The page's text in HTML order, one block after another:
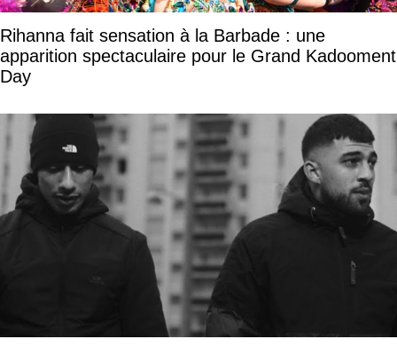
Rihanna fait sensation à la Barbade : une
apparition spectaculaire pour le Grand Kadooment
Day